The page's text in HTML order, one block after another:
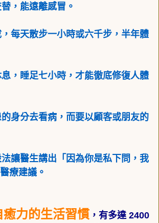
，能遠離感冒。
每天散步一小時或六千步，半年體
，睡足七小時，才能徹底修復人體
身分去看病，而要以顧客或朋友的
讓醫生講出「因為你是私下問，我
療建議。
癒力的生活習慣 ，有多達 2400